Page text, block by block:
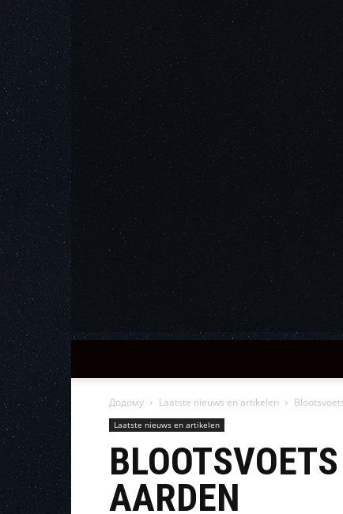
Додому Laatste nieuws en artikelen
Laatste nieuws en artikelen
AARDEN